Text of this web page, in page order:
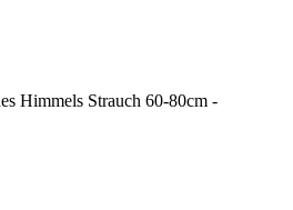
Himmels Strauch 60-80cm -